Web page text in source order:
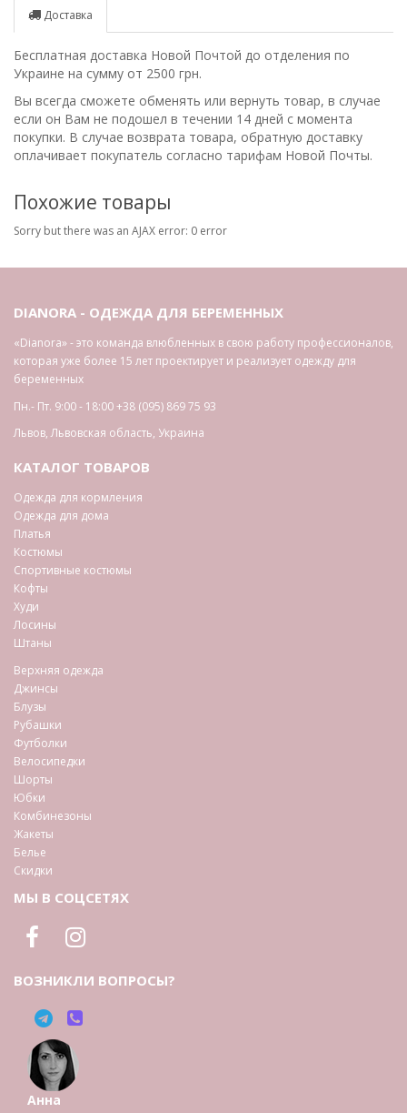
Доставка
Бесплатная доставка Новой Почтой до отделения по
Украине на сумму от 2500 грн.
Вы всегда сможете обменять или вернуть товар, в случае
если он Вам не подошел в течении 14 дней с момента
покупки. В случае возврата товара, обратную доставку
оплачивает покупатель согласно тарифам Новой Почты.
Похожие товары
Sorry but there was an AJAX error: 0 error
DIANORA - ОДЕЖДА ДЛЯ БЕРЕМЕННЫХ
«Dianora» - это команда влюбленных в свою работу профессионалов,
которая уже более 15 лет проектирует и реализует одежду для
беременных
Пн.- Пт. 9:00 - 18:00+38 (095) 869 75 93
Львов,Львовская область, Украина
КАТАЛОГ ТОВАРОВ
Одежда для кормления
Одежда для дома
Платья
Костюмы
Спортивные костюмы
Кофты
Худи
Лосины
Штаны
Верхняя одежда
Джинсы
Блузы
Рубашки
Футболки
Велосипедки
Шорты
Юбки
Комбинезоны
Жакеты
Белье
Скидки
МЫ В СОЦСЕТЯХ
ВОЗНИКЛИ ВОПРОСЫ?
Анна